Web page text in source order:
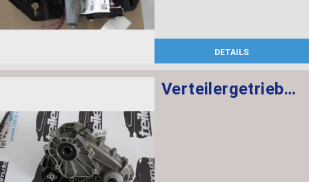
DETAILS
Verteilergetriebe ATC 700